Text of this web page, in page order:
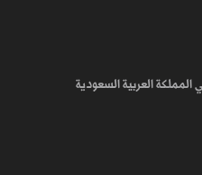
المملكة العربية السعودية